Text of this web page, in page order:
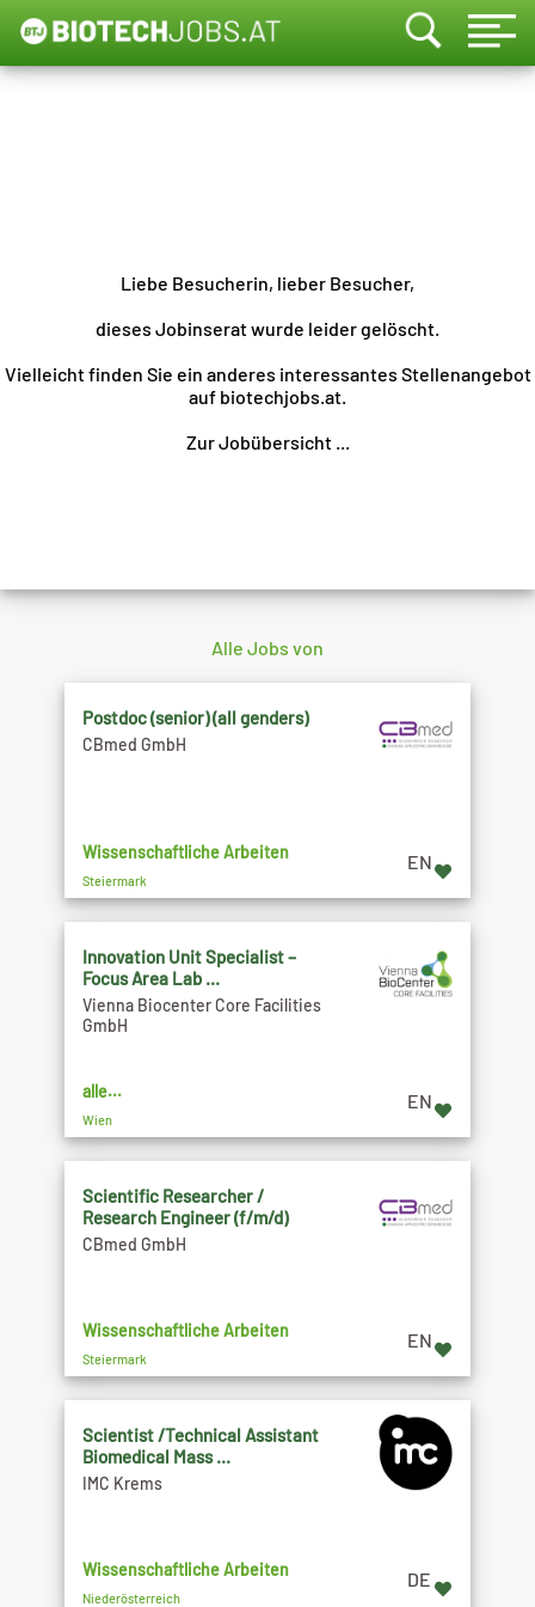
Liebe Besucherin, lieber Besucher,
dieses Jobinserat wurde leider gelöscht.
Vielleicht finden Sie ein anderes interessantes Stellenangebot
auf biotechjobs.at.
Zur Jobübersicht ...
Alle Jobs von
Postdoc (senior) (all genders)
CBmed GmbH
Wissenschaftliche Arbeiten
Steiermark
EN
Innovation Unit Specialist –
Focus Area Lab ...
Vienna Biocenter Core Facilities
GmbH
alle...
Wien
EN
Scientific Researcher /
Research Engineer (f/m/d)
CBmed GmbH
Wissenschaftliche Arbeiten
Steiermark
EN
Scientist /Technical Assistant
Biomedical Mass ...
IMC Krems
Wissenschaftliche Arbeiten
Niederösterreich
DE